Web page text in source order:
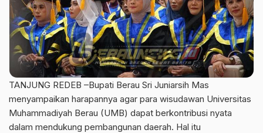
TANJUNG REDEB –Bupati Berau Sri Juniarsih Mas
menyampaikan harapannya agar para wisudawan Universitas
Muhammadiyah Berau (UMB) dapat berkontribusi nyata
dalam mendukung pembangunan daerah. Hal itu